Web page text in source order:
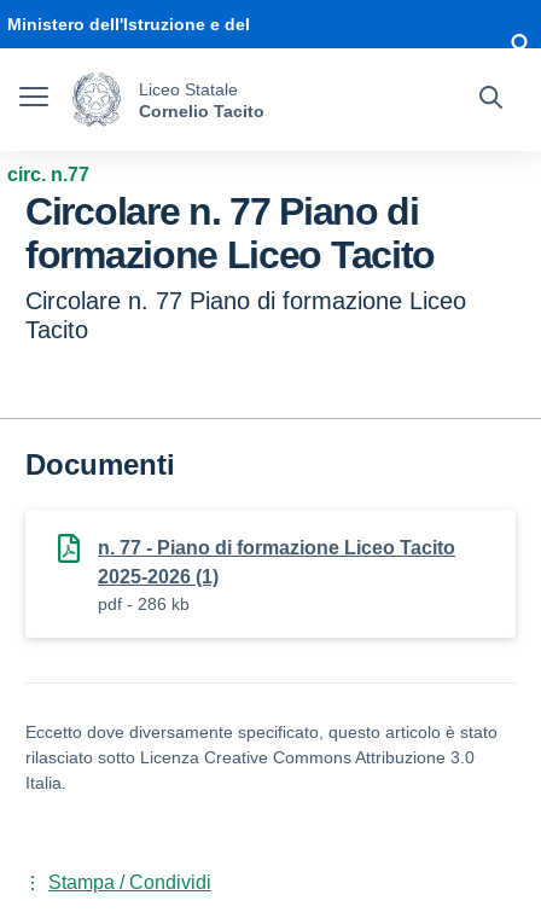
Ministero dell'Istruzione e del
Liceo Statale
Cornelio Tacito
circ. n.77
Circolare n. 77 Piano di
formazione Liceo Tacito
Circolare n. 77 Piano di formazione Liceo
Tacito
Documenti
n. 77 - Piano di formazione Liceo Tacito
2025-2026 (1)
pdf - 286 kb
Eccetto dove diversamente specificato, questo articolo è stato
rilasciato sotto Licenza Creative Commons Attribuzione 3.0
Italia.
Stampa / Condividi